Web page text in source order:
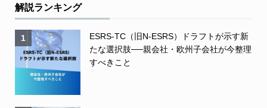
解説ランキング
1
ESRS-TC（旧N-ESRS）ドラフトが示す新
たな選択肢──親会社・欧州子会社が今整理
すべきこと